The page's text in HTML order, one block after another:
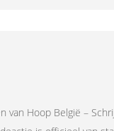
van Hoop België –